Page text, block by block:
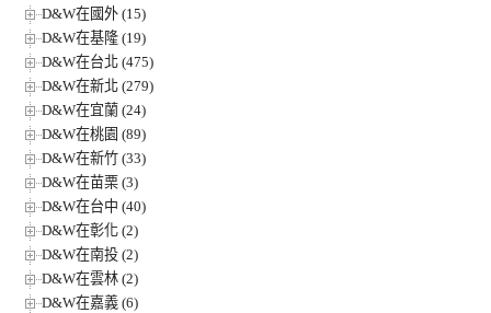
D&W在國外 (15)
D&W在基隆 (19)
D&W在台北 (475)
D&W在新北 (279)
D&W在宜蘭 (24)
D&W在桃園 (89)
D&W在新竹 (33)
D&W在苗栗 (3)
D&W在台中 (40)
D&W在彰化 (2)
D&W在南投 (2)
D&W在雲林 (2)
D&W在嘉義 (6)